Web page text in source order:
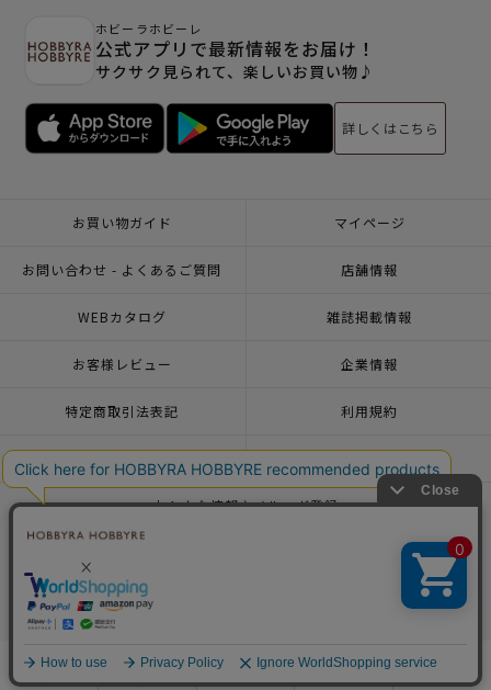
商品を探す 手芸を学ぶ ガイド 店舗情報 ログイン
ホビーラホビーレ
公式アプリで最新情報をお届け！
サクサク見られて、楽しいお買い物♪
詳しくはこちら
お買い物ガイド マイページ
お問い合わせ - よくあるご質問 店舗情報
WEBカタログ 雑誌掲載情報
お客様レビュー 企業情報
特定商取引法表記 利用規約
一緒に働こう♪求人情報
おトクな情報♪メルマガ登録
© 2026 HOBBYRA HOBBYRE CORPORATION ALL Rights Reserved